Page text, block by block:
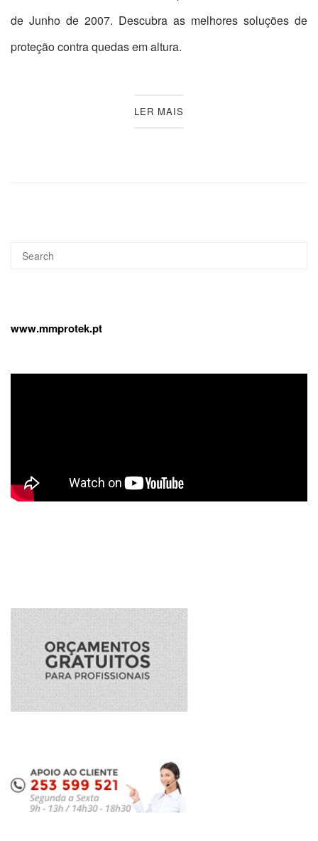
de Junho de 2007. Descubra as melhores soluções de
proteção contra quedas em altura.
LER MAIS
Search
www.mmprotek.pt